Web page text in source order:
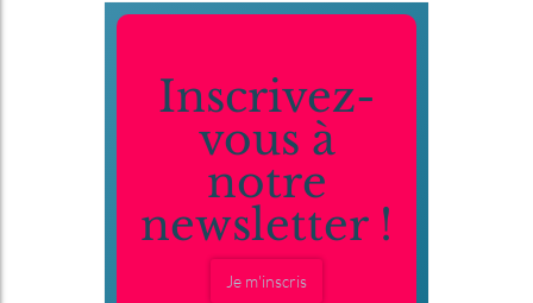
Inscrivez-
vous à
notre
newsletter !
Je m'inscris